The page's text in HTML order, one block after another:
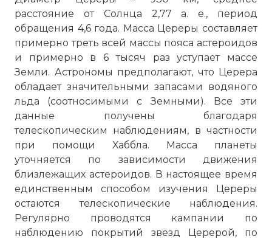
расстояние от Солнца 2,77 а. е., период
обращения 4,6 года. Масса Цереры составляет
примерно треть всей массы пояса астероидов
и примерно в 6 тысяч раз уступает массе
Земли. Астрономы предполагают, что Церера
обладает значительными запасами водяного
льда (соотносимыми с Земными). Все эти
данные получены благодаря
телескопическим наблюдениям, в частности
при помощи Хаббла. Масса планеты
уточняется по зависимости движения
близлежащих астероидов. В настоящее время
единственным способом изучения Цереры
остаются телескопические наблюдения.
Регулярно проводятся кампании по
наблюдению покрытий звёзд Церерой, по